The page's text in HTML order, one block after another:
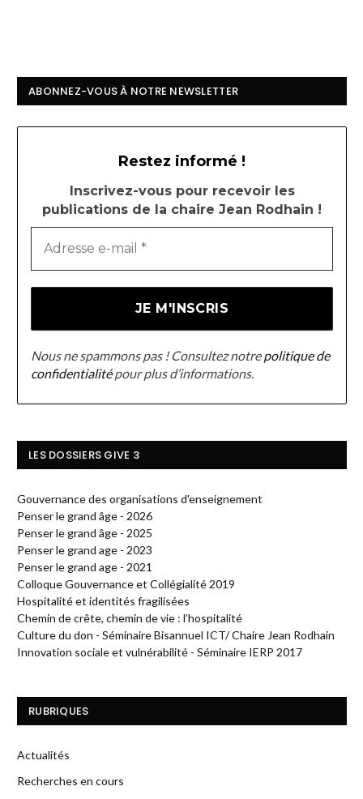
ABONNEZ-VOUS À NOTRE NEWSLETTER
Restez informé !
Inscrivez-vous pour recevoir les
publications de la chaire Jean Rodhain !
Nous ne spammons pas ! Consultez notrepolitique de
confidentialitépour plus d’informations.
LES DOSSIERS GIVE 3
Gouvernance des organisations d'enseignement
Penser le grand âge - 2026
Penser le grand âge - 2025
Penser le grand age - 2023
Penser le grand age - 2021
Colloque Gouvernance et Collégialité 2019
Hospitalité et identités fragilisées
Chemin de crête, chemin de vie : l’hospitalité
Culture du don - Séminaire Bisannuel ICT/ Chaire Jean Rodhain
Innovation sociale et vulnérabilité - Séminaire IERP 2017
RUBRIQUES
Actualités
Recherches en cours